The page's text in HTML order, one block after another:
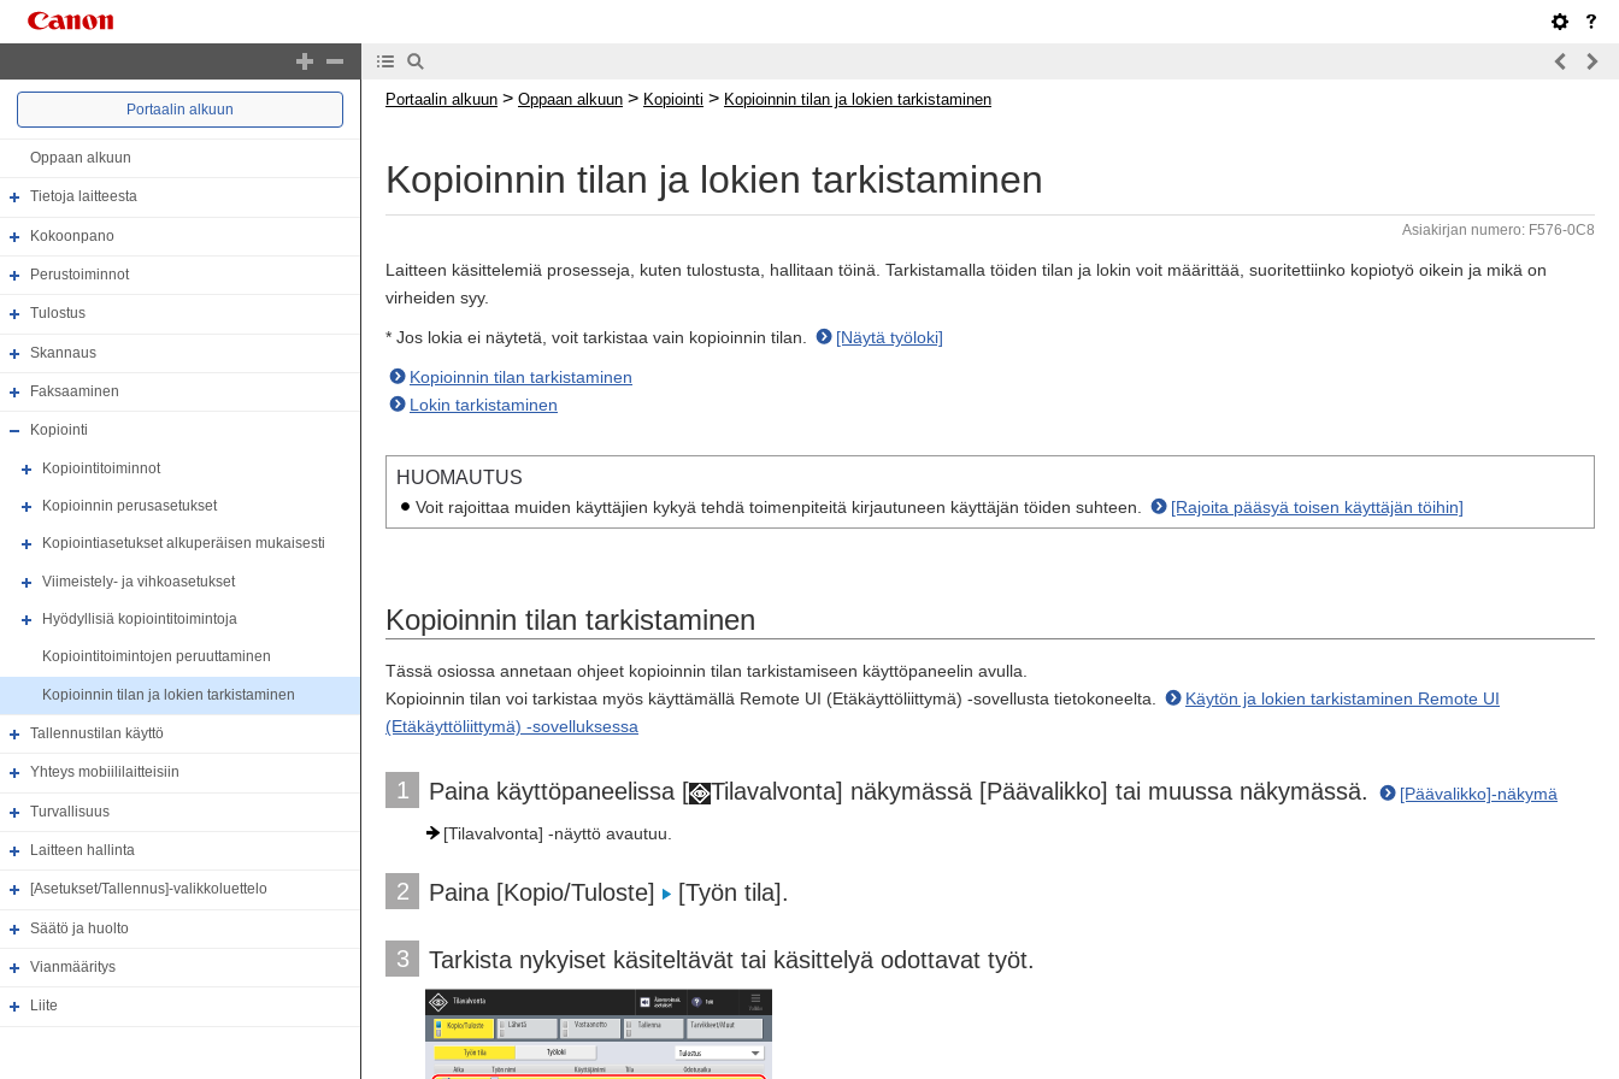
Portaalin alkuun
Oppaan alkuun
Tietoja laitteesta
Kokoonpano
Perustoiminnot
Tulostus
Skannaus
Faksaaminen
Kopiointi
Kopiointitoiminnot
Kopioinnin perusasetukset
Kopiointiasetukset alkuperäisen mukaisesti
Viimeistely- ja vihkoasetukset
Hyödyllisiä kopiointitoimintoja
Kopiointitoimintojen peruuttaminen
Kopioinnin tilan ja lokien tarkistaminen
Tallennustilan käyttö
Yhteys mobiililaitteisiin
Turvallisuus
Laitteen hallinta
[Asetukset/Tallennus]-valikkoluettelo
Säätö ja huolto
Vianmääritys
Liite
Portaalin alkuun > Oppaan alkuun > Kopiointi > Kopioinnin tilan ja lokien tarkistaminen
Kopioinnin tilan ja lokien tarkistaminen
Asiakirjan numero: F576-0C8
Laitteen käsittelemiä prosesseja, kuten tulostusta, hallitaan töinä. Tarkistamalla töiden tilan ja lokin voit määrittää, suoritettiinko kopiotyö oikein ja mikä on
virheiden syy.
* Jos lokia ei näytetä, voit tarkistaa vain kopioinnin tilan. [Näytä työloki]
Kopioinnin tilan tarkistaminen
Lokin tarkistaminen
HUOMAUTUS
Voit rajoittaa muiden käyttäjien kykyä tehdä toimenpiteitä kirjautuneen käyttäjän töiden suhteen. [Rajoita pääsyä toisen käyttäjän töihin]
Kopioinnin tilan tarkistaminen
Tässä osiossa annetaan ohjeet kopioinnin tilan tarkistamiseen käyttöpaneelin avulla.
Kopioinnin tilan voi tarkistaa myös käyttämällä Remote UI (Etäkäyttöliittymä) -sovellusta tietokoneelta.
Käytön ja lokien tarkistaminen Remote UI
(Etäkäyttöliittymä) -sovelluksessa
1 Paina käyttöpaneelissa [ Tilavalvonta] näkymässä [Päävalikko] tai muussa näkymässä. [Päävalikko]-näkymä
[Tilavalvonta] -näyttö avautuu.
2 Paina [Kopio/Tuloste] [Työn tila].
3 Tarkista nykyiset käsiteltävät tai käsittelyä odottavat työt.